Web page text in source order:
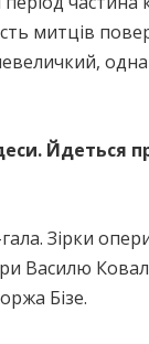
митців
Йдеться
Зірки
Василю
Бізе.